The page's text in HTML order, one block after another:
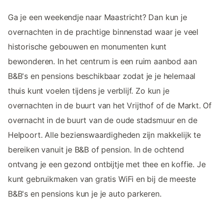
Ga je een weekendje naar Maastricht? Dan kun je
overnachten in de prachtige binnenstad waar je veel
historische gebouwen en monumenten kunt
bewonderen. In het centrum is een ruim aanbod aan
B&B's en pensions beschikbaar zodat je je helemaal
thuis kunt voelen tijdens je verblijf. Zo kun je
overnachten in de buurt van het Vrijthof of de Markt. Of
overnacht in de buurt van de oude stadsmuur en de
Helpoort. Alle bezienswaardigheden zijn makkelijk te
bereiken vanuit je B&B of pension. In de ochtend
ontvang je een gezond ontbijtje met thee en koffie. Je
kunt gebruikmaken van gratis WiFi en bij de meeste
B&B's en pensions kun je je auto parkeren.